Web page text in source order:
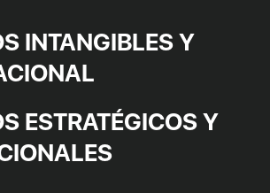
INTANGIBLES Y
ESTRATÉGICOS Y